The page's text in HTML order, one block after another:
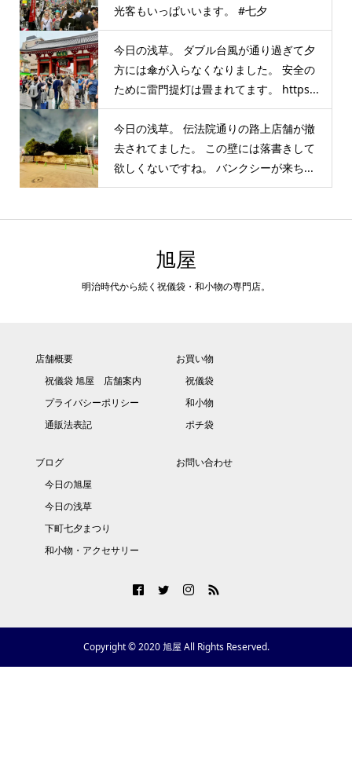
光客もいっぱいいます。 #七夕
今日の浅草。 ダブル台風が通り過ぎて夕
方には傘が入らなくなりました。 安全の
ために雷門提灯は畳まれてます。 https...
今日の浅草。 伝法院通りの路上店舗が撤
去されてました。 この壁には落書きして
欲しくないですね。 バンクシーが来ち...
旭屋
明治時代から続く祝儀袋・和小物の専門店。
店舗概要
祝儀袋 旭屋 店舗案内
プライバシーポリシー
通販法表記
お買い物
祝儀袋
和小物
ポチ袋
ブログ
今日の旭屋
今日の浅草
下町七夕まつり
和小物・アクセサリー
お問い合わせ
Copyright © 2020 旭屋 All Rights Reserved.